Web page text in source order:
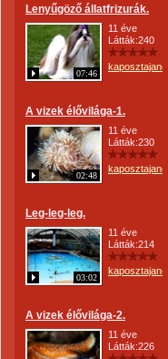
Lenyűgöző állatfrizurák.
07:46
11 éve
Látták:240
kaposztajanos
A vizek élővilága-1.
02:48
11 éve
Látták:230
kaposztajanos
Leg-leg-leg.
03:02
11 éve
Látták:214
kaposztajanos
A vizek élővilága-2.
11 éve
Látták:226